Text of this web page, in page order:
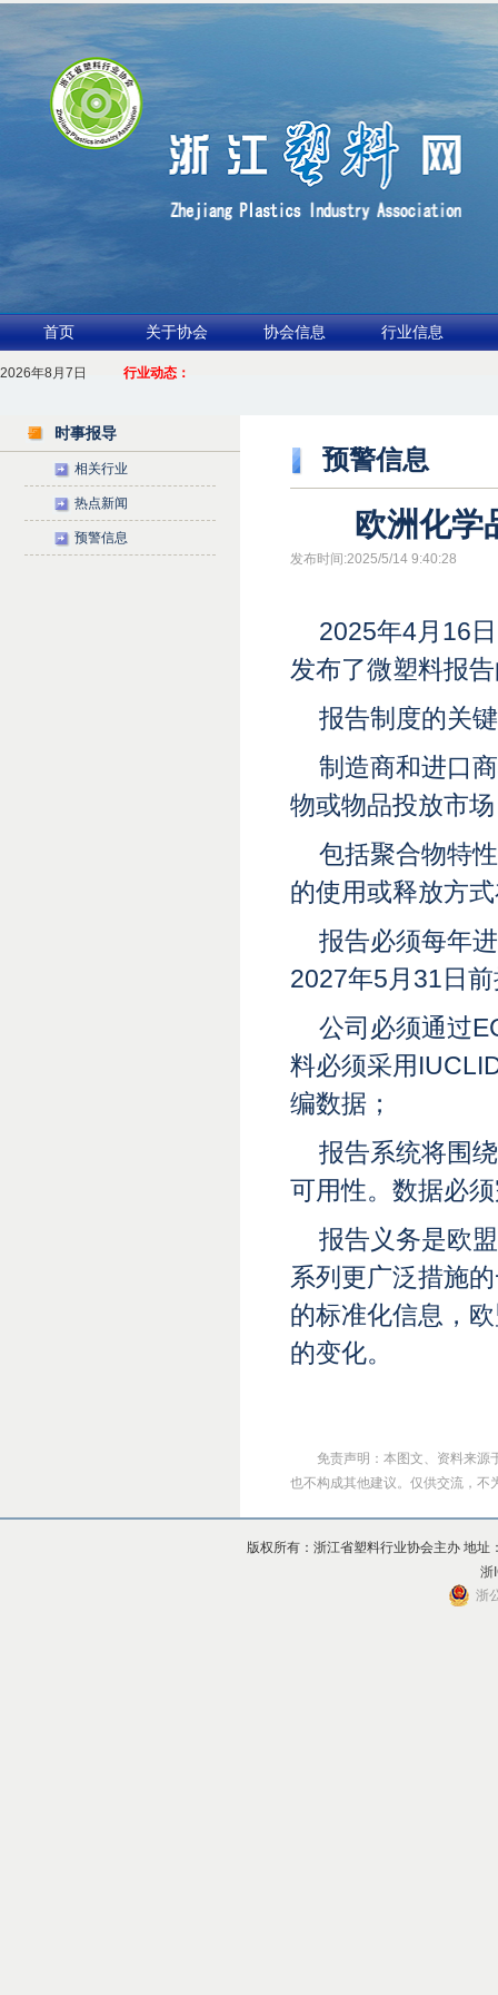
首页 关于协会 协会信息 行业信息
2026年8月7日 行业动态：
1.聚力产业链 共启新征程
时事报导
相关行业
热点新闻
预警信息
预警信息
欧洲化学
发布时间:2025/5/14 9:40:28
2025年4月16
发布了微塑料报
报告制度的关
制造商和进口
物或物品投放市
包括聚合物特
的使用或释放方
报告必须每年
2027年5月31日
公司必须通过
料必须采用
编数据；
报告系统将围
可用性。数据必
报告义务是欧
系列更广泛措施
的标准化信息，
的变化。
免责声明：本图文、资料来源
也不构成其他建议。仅供交流，
版权所有：浙江省塑料行业协会主办 地
浙
浙